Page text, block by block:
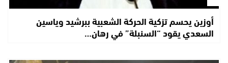
أوزين يحسم تزكية الحركة الشعبية ببرشيد وياسين
السعدي يقود “السنبلة” في رهان…